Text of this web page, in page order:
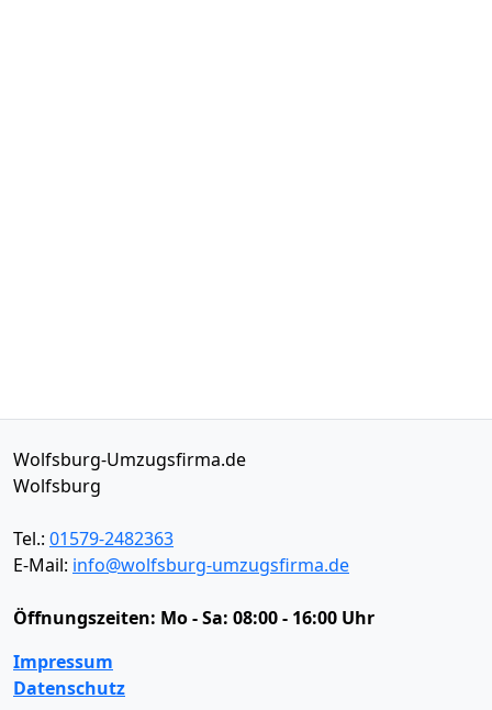
Wolfsburg-Umzugsfirma.de
Wolfsburg
Tel.: 01579-2482363
E-Mail: info@wolfsburg-umzugsfirma.de
Öffnungszeiten: Mo - Sa: 08:00 - 16:00 Uhr
Impressum
Datenschutz